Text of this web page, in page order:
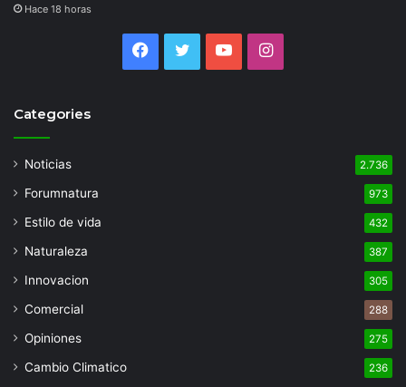
Hace 18 horas
Facebook
TwitterYouTubeInstagram
Categories
Noticias 2.736
Forumnatura 973
Estilo de vida 432
Naturaleza 387
Innovacion 305
Comercial 288
Opiniones 275
Cambio Climatico 236